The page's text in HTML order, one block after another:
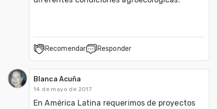
Recomendar Responder
Blanca Acuña
14 de mayo de 2017
En América Latina requerimos de proyectos